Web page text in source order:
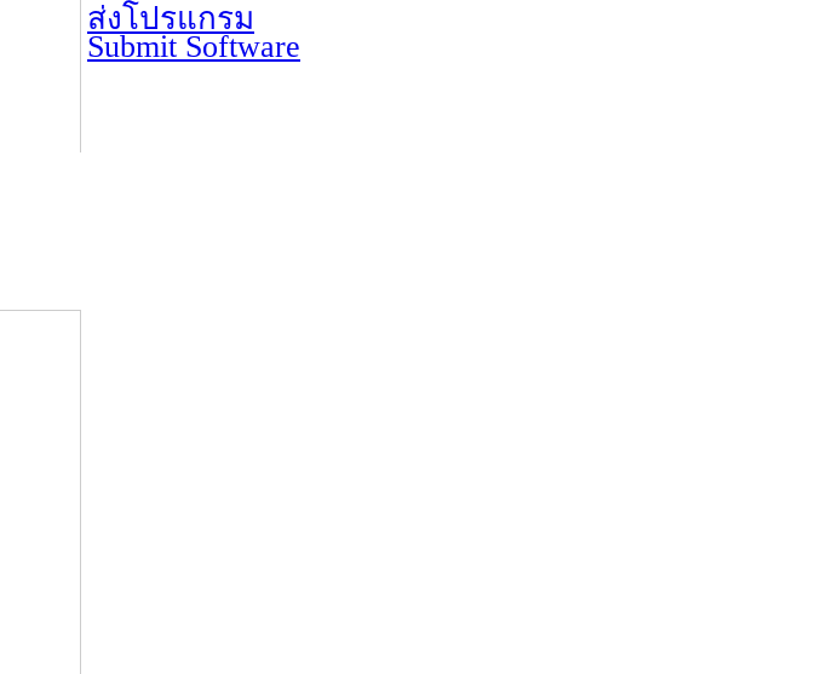
ส่งโปรแกรม
Submit Software